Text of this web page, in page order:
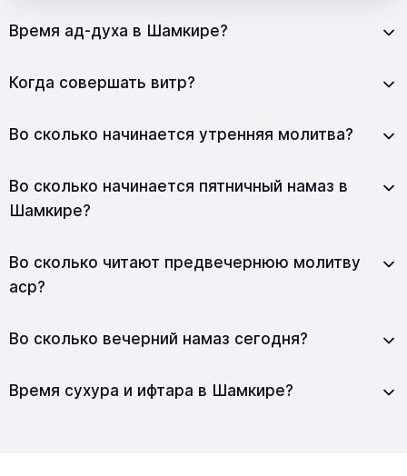
Время ад-духа в Шамкире?
Когда совершать витр?
Во сколько начинается утренняя молитва?
Во сколько начинается пятничный намаз в
Шамкире?
Во сколько читают предвечернюю молитву
аср?
Во сколько вечерний намаз сегодня?
Время сухура и ифтара в Шамкире?